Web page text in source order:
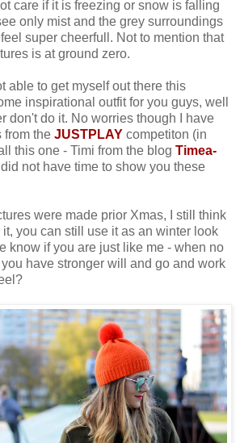
care if it is freezing or snow is falling
only mist and the grey surroundings
super cheerfull. Not to mention that
is at ground zero.
able to get myself out there this
inspirational outfit for you guys, well
don't do it. No worries though I have
from the JUSTPLAY competiton (in
this one - Timi from the blog Timea-
not have time to show you these
were made prior Xmas, I still think
you can still use it as an winter look
know if you are just like me - when no
have stronger will and go and work